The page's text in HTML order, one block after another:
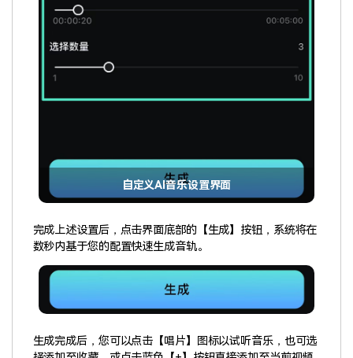
自定义AI音乐设置界面
完成上述设置后，点击界面底部的【生成】按钮，系统将在
数秒内基于您的配置快速生成音轨。
生成完成后，您可以点击【唱片】图标以试听音乐，也可选